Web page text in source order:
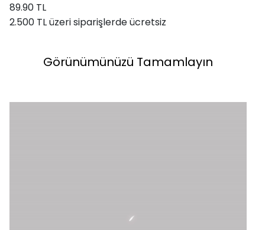
89.90 TL
2.500 TL üzeri siparişlerde ücretsiz
Görünümünüzü Tamamlayın